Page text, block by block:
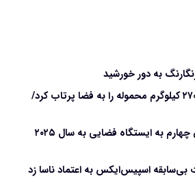
به دور خورشید
«اسپیس‌ایکس» ۲۷۰۰ کیلوگرم محموله را به فضا پرتاب کرد/
ماموریت خصوصی چهارم به ایستگاه فضایی به سال ۲۰۲۵
اسپیس‌ایکس به اعتماد ناسا زد